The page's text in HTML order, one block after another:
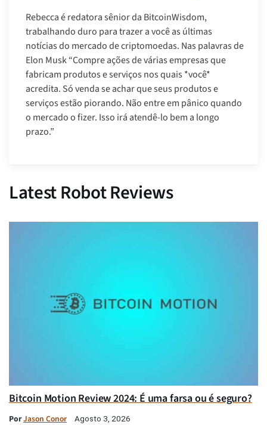
Rebecca é redatora sênior da BitcoinWisdom,
trabalhando duro para trazer a você as últimas
notícias do mercado de criptomoedas. Nas palavras de
Elon Musk “Compre ações de várias empresas que
fabricam produtos e serviços nos quais *você*
acredita. Só venda se achar que seus produtos e
serviços estão piorando. Não entre em pânico quando
o mercado o fizer. Isso irá atendê-lo bem a longo
prazo.”
Latest Robot Reviews
Bitcoin Motion Review 2024: É uma farsa ou é seguro?
PorJason Conor Agosto 3, 2026